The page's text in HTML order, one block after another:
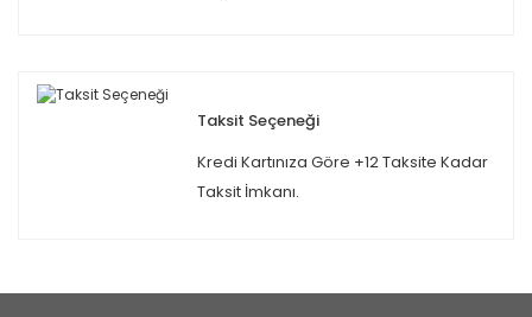
Taksit Seçeneği
Kredi Kartınıza Göre +12 Taksite Kadar
Taksit İmkanı.